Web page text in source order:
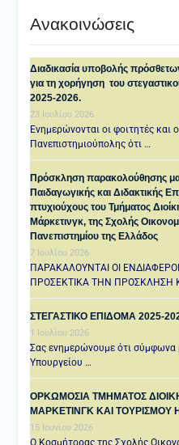
Ανακοινώσεις
Διαδικασία υποβολής
για τη χορήγηση του
2025-2026.
23 Ιουλίου 2026
Ενημερώνονται οι φοιτητές και
Πανεπιστημιούπολης ότι …
Πρόσκληση παρακολούθησης
Παιδαγωγικής και Διδακτικής
πτυχιούχους του Τμήματος
Μάρκετινγκ, της Σχολής
Πανεπιστημίου της Ελλάδος
7 Ιουλίου 2026
ΠΑΡΑΚΑΛΟΥΝΤΑΙ ΟΙ
ΠΡΟΣΕΚΤΙΚΑ ΤΗΝ ΠΡΟΣΚΛΗΣΗ
ΣΤΕΓΑΣΤΙΚΟ ΕΠΙΔΟΜΑ 2025-
1 Ιουλίου 2026
Σας ενημερώνουμε ότι σύμφωνα
Υπουργείου …
ΟΡΚΩΜΟΣΙΑ ΤΜΗΜΑΤΟΣ
ΜΑΡΚΕΤΙΝΓΚ ΚΑΙ ΤΟΥΡΙΣΜΟΥ
15 Ιουνίου 2026
Ο Κοσμήτορας της Σχολής